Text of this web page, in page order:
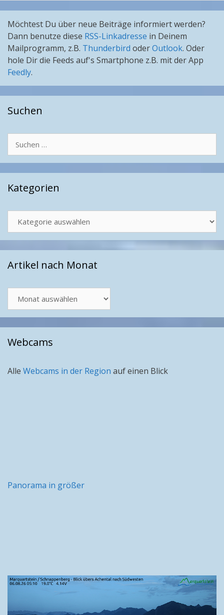
Möchtest Du über neue Beiträge informiert werden?
Dann benutze diese RSS-Linkadresse in Deinem
Mailprogramm, z.B. Thunderbird oderOutlook. Oder
hole Dir die Feeds auf's Smartphone z.B. mit der App
Feedly.
Suchen
Suchen
nach:
Kategorien
Artikel nach Monat
nach
Monat
Webcams
Alle Webcams in der Region auf einen Blick
Panorama in größer